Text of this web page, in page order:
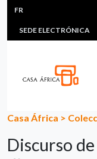
Aller au contenu
HEADER MENU
MULTIMEDIA
SEDE ELECTRÓNICA
FR
Casa África >
Discurso de